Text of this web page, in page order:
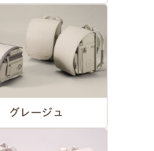
グレージュ